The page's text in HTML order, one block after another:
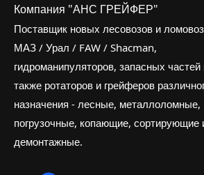
Компания "АНС ГРЕЙФЕР"
Поставщик новых лесовозов и
МАЗ / Урал / FAW / Shacman,
гидроманипуляторов, запасных
также ротаторов и грейферов
назначения - лесные, металлоломные,
погрузочные, копающие, сортирующие
демонтажные.